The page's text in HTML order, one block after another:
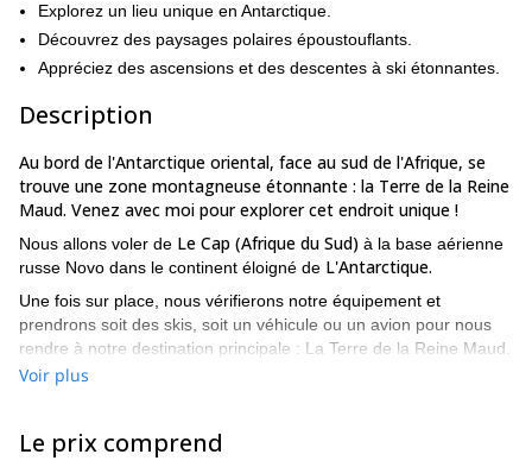
Explorez un lieu unique en Antarctique.
Découvrez des paysages polaires époustouflants.
Appréciez des ascensions et des descentes à ski étonnantes.
Description
Au bord de l'Antarctique oriental, face au sud de l'Afrique, se
trouve une zone montagneuse étonnante : la Terre de la Reine
Maud. Venez avec moi pour explorer cet endroit unique !
Nous allons voler de Le Cap (Afrique du Sud) à la base aérienne
russe Novo dans le continent éloigné de L'Antarctique.
Une fois sur place, nous vérifierons notre équipement et
prendrons soit des skis, soit un véhicule ou un avion pour nous
rendre à notre destination principale : La Terre de la Reine Maud.
Cette région de 2,7 millions de kilomètres carrés se situe entre
du pôle Sud.
Voir plus
Le prix comprend